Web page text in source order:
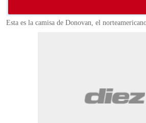
Esta es la camisa de Donovan, el